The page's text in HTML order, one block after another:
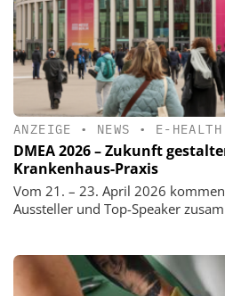
ANZEIGE • NEWS • E-HEALTH
DMEA 2026 – Zukunft
Krankenhaus-Praxis
Vom 21. – 23. April 2026
Aussteller und Top-Speaker